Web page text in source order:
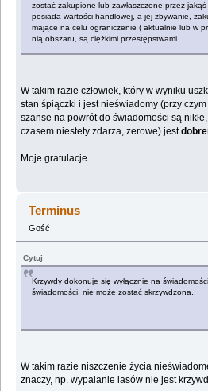
zostać zakupione lub zawłaszczone przez
posiada wartości handlowej, a jej zbywanie,
mające na celu ograniczenie ( aktualnie lub w
nią obszaru, są ciężkimi przestępstwami.
W takim razie człowiek, który w wyniku
stan śpiączki i jest nieświadomy (przy
szanse na powrót do świadomości są
czasem niestety zdarza, zerowe) jest
Moje gratulacje.
Terminus
Gość
Cytuj
Krzywdy dokonuje się wyłącznie na
świadomości, nie może zostać skrzywdzona..
W takim razie niszczenie życia
znaczy, np. wypalanie lasów nie jest